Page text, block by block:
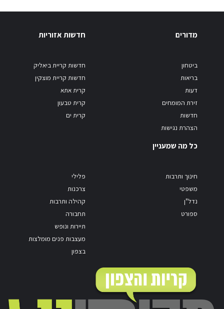
מדורים
ביטחון
בריאות
דעות
זירת המומחים
חדשות
הצהרת נגישות
חדשות אזוריות
חדשות קריית ביאליק
חדשות קריית מוצקין
קרית אתא
קרית טבעון
קרית ים
כל מה שמעניין
חינוך ותרבות
משפטי
נדל"ן
ספורט
פלילי
צרכנות
קהילה ותרבות
תחבורה
תיירות ונופש
מעצבות פנים מומלצות
בצפון